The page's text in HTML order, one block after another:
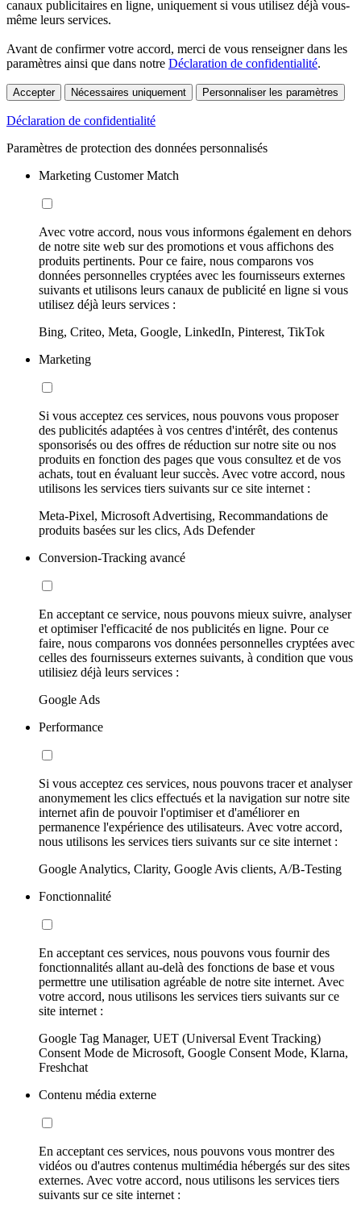
canaux publicitaires en ligne, uniquement si vous utilisez déjà vous-
même leurs services.
Avant de confirmer votre accord, merci de vous renseigner dans les
paramètres ainsi que dans notre Déclaration de confidentialité.
Accepter Nécessaires uniquement Personnaliser les paramètres
Déclaration de confidentialité
Paramètres de protection des données personnalisés
Marketing Customer Match
Avec votre accord, nous vous informons également en dehors
de notre site web sur des promotions et vous affichons des
produits pertinents. Pour ce faire, nous comparons vos
données personnelles cryptées avec les fournisseurs externes
suivants et utilisons leurs canaux de publicité en ligne si vous
utilisez déjà leurs services :
Bing, Criteo, Meta, Google, LinkedIn, Pinterest, TikTok
Marketing
Si vous acceptez ces services, nous pouvons vous proposer
des publicités adaptées à vos centres d'intérêt, des contenus
sponsorisés ou des offres de réduction sur notre site ou nos
produits en fonction des pages que vous consultez et de vos
achats, tout en évaluant leur succès. Avec votre accord, nous
utilisons les services tiers suivants sur ce site internet :
Meta-Pixel, Microsoft Advertising, Recommandations de
produits basées sur les clics, Ads Defender
Conversion-Tracking avancé
En acceptant ce service, nous pouvons mieux suivre, analyser
et optimiser l'efficacité de nos publicités en ligne. Pour ce
faire, nous comparons vos données personnelles cryptées avec
celles des fournisseurs externes suivants, à condition que vous
utilisiez déjà leurs services :
Google Ads
Performance
Si vous acceptez ces services, nous pouvons tracer et analyser
anonymement les clics effectués et la navigation sur notre site
internet afin de pouvoir l'optimiser et d'améliorer en
permanence l'expérience des utilisateurs. Avec votre accord,
nous utilisons les services tiers suivants sur ce site internet :
Google Analytics, Clarity, Google Avis clients, A/B-Testing
Fonctionnalité
En acceptant ces services, nous pouvons vous fournir des
fonctionnalités allant au-delà des fonctions de base et vous
permettre une utilisation agréable de notre site internet. Avec
votre accord, nous utilisons les services tiers suivants sur ce
site internet :
Google Tag Manager, UET (Universal Event Tracking)
Consent Mode de Microsoft, Google Consent Mode, Klarna,
Freshchat
Contenu média externe
En acceptant ces services, nous pouvons vous montrer des
vidéos ou d'autres contenus multimédia hébergés sur des sites
externes. Avec votre accord, nous utilisons les services tiers
suivants sur ce site internet :